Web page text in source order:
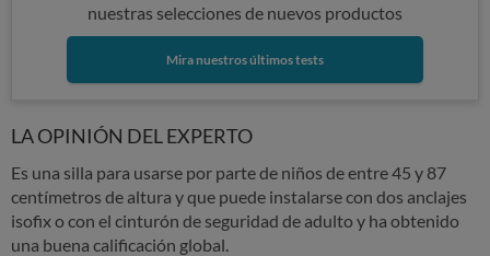
nuestras selecciones de nuevos productos
Mira nuestros últimos tests
LA OPINIÓN DEL EXPERTO
Es una silla para usarse por parte de niños de entre 45 y 87
centímetros de altura y que puede instalarse con dos anclajes
isofix o con el cinturón de seguridad de adulto y ha obtenido
una buena calificación global.